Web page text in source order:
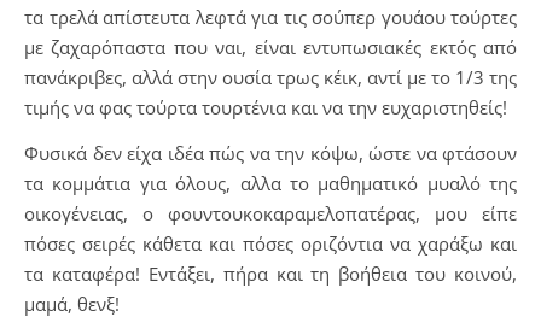
τα τρελά απίστευτα λεφτά για τις σούπερ γουάου τούρτες
με ζαχαρόπαστα που ναι, είναι εντυπωσιακές εκτός από
πανάκριβες, αλλά στην ουσία τρως κέικ, αντί με το 1/3 της
τιμής να φας τούρτα τουρτένια και να την ευχαριστηθείς!
Φυσικά δεν είχα ιδέα πώς να την κόψω, ώστε να φτάσουν
τα κομμάτια για όλους, αλλα το μαθηματικό μυαλό της
οικογένειας, ο φουντουκοκαραμελοπατέρας, μου είπε
πόσες σειρές κάθετα και πόσες οριζόντια να χαράξω και
τα καταφέρα! Εντάξει, πήρα και τη βοήθεια του κοινού,
μαμά, θενξ!